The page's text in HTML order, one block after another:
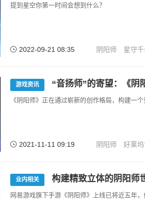
提到星空你第一时间会想到什么？
2022-09-21 08:35 阴阳师 星守
游戏资讯 “音扬师”的寄望：《阴
《阴阳师》正在通过崭新的创作格局，构建一
2021-11-11 09:19 阴阳师 好莱
业内相关 构建精致立体的阴阳
网易游戏旗下手游《阴阳师》上线已将近五年，